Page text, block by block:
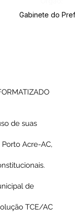
Gabinete do
de suas
Acre-AC,
de
TCE/AC